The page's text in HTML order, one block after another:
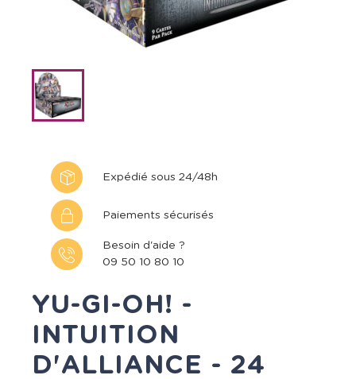
Expédié sous 24/48h
Paiements sécurisés
Besoin d'aide ?
09 50 10 80 10
YU-GI-OH! -
INTUITION
D'ALLIANCE - 24